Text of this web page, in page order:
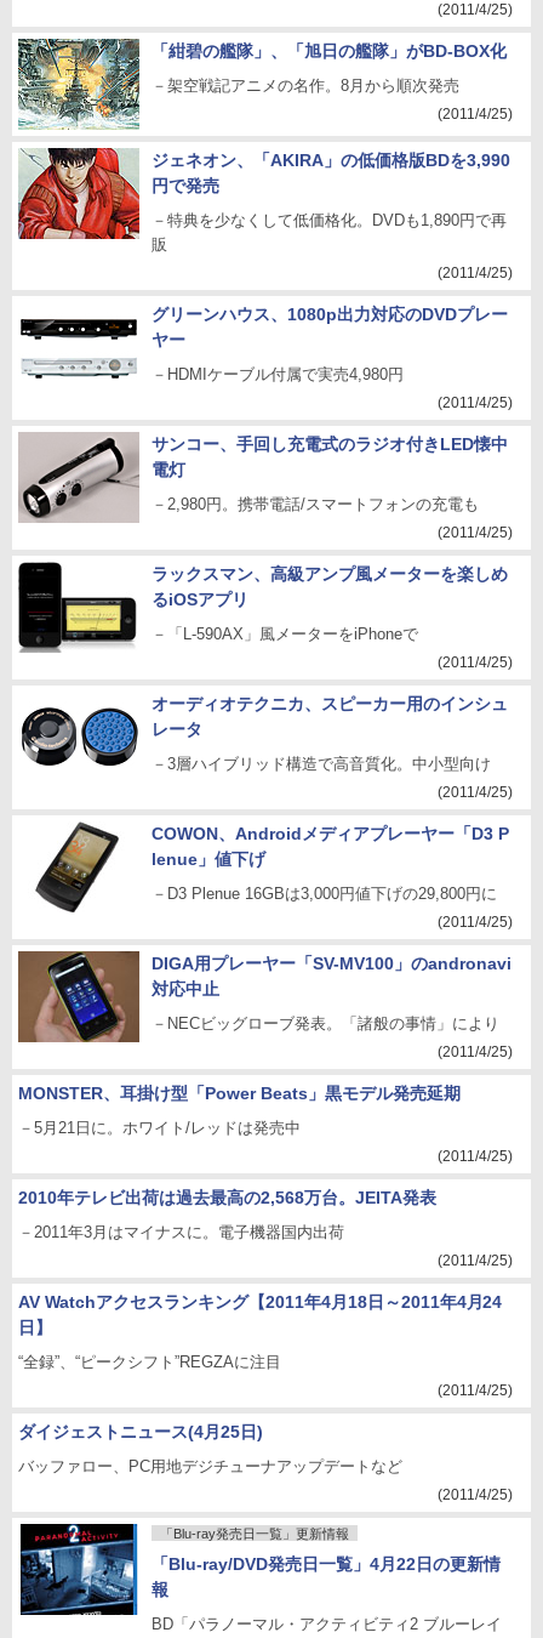
(2011/4/25)
「紺碧の艦隊」、「旭日の艦隊」がBD-BOX化
－架空戦記アニメの名作。8月から順次発売
(2011/4/25)
ジェネオン、「AKIRA」の低価格版BDを3,990
円で発売
－特典を少なくして低価格化。DVDも1,890円で再
販
(2011/4/25)
グリーンハウス、1080p出力対応のDVDプレー
ヤー
－HDMIケーブル付属で実売4,980円
(2011/4/25)
サンコー、手回し充電式のラジオ付きLED懐中
電灯
－2,980円。携帯電話/スマートフォンの充電も
(2011/4/25)
ラックスマン、高級アンプ風メーターを楽しめ
るiOSアプリ
－「L-590AX」風メーターをiPhoneで
(2011/4/25)
オーディオテクニカ、スピーカー用のインシュ
レータ
－3層ハイブリッド構造で高音質化。中小型向け
(2011/4/25)
COWON、Androidメディアプレーヤー「D3 P
lenue」値下げ
－D3 Plenue 16GBは3,000円値下げの29,800円に
(2011/4/25)
DIGA用プレーヤー「SV-MV100」のandronavi
対応中止
－NECビッグローブ発表。「諸般の事情」により
(2011/4/25)
MONSTER、耳掛け型「Power Beats」黒モデル発売延期
－5月21日に。ホワイト/レッドは発売中
(2011/4/25)
2010年テレビ出荷は過去最高の2,568万台。JEITA発表
－2011年3月はマイナスに。電子機器国内出荷
(2011/4/25)
AV Watchアクセスランキング【2011年4月18日～2011年4月24
日】
“全録”、“ピークシフト”REGZAに注目
(2011/4/25)
ダイジェストニュース(4月25日)
バッファロー、PC用地デジチューナアップデートなど
(2011/4/25)
「Blu-ray発売日一覧」更新情報
「Blu-ray/DVD発売日一覧」4月22日の更新情
報
BD「パラノーマル・アクティビティ2 ブルーレイ